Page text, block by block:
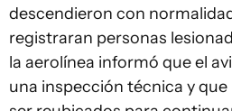
descendieron con
registraran personas
la aerolínea informó que el
una inspección técnica y que